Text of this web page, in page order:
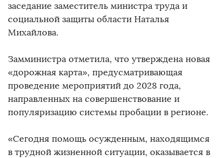
заседание заместитель министра труда и
социальной защиты области Наталья
Михайлова.
Замминистра отметила, что утверждена новая
«дорожная карта», предусматривающая
проведение мероприятий до 2028 года,
направленных на совершенствование и
популяризацию системы пробации в регионе.
«Сегодня помощь осужденным, находящимся
в трудной жизненной ситуации, оказывается в